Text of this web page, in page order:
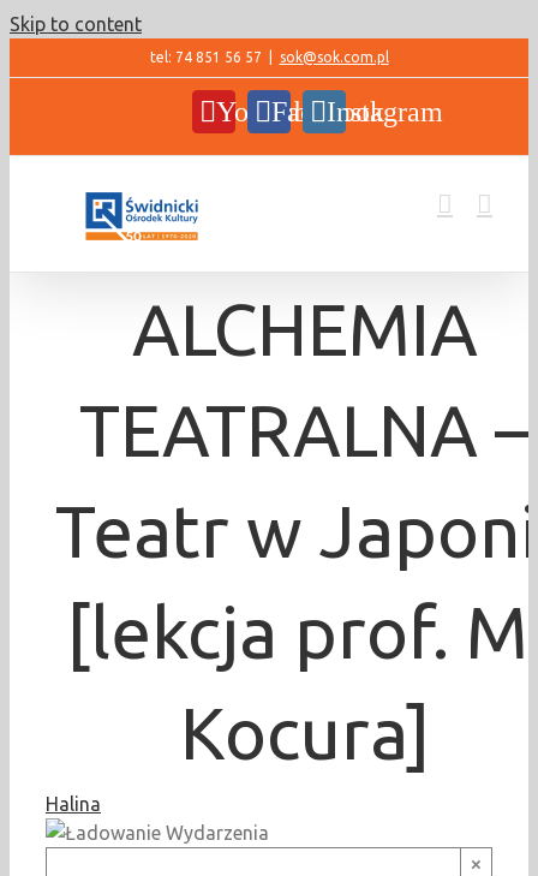
Skip to content
tel: 74 851 56 57 sok@sok.com.pl
YouTubeFacebookInstagram
ALCHEMIA
TEATRALNA –
Teatr w
[lekcja prof.
Kocura]
Halina
×